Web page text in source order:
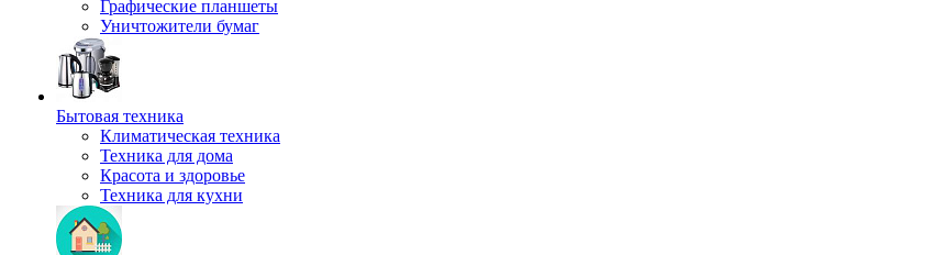
Графические планшеты
Уничтожители бумаг
Бытовая техника
Климатическая техника
Техника для дома
Красота и здоровье
Техника для кухни